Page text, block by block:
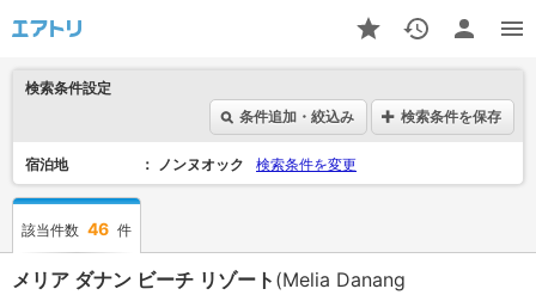
検索条件設定
条件追加・絞込み
検索条件を保存
宿泊地 ノンヌオック 検索条件を変更
該当件数 46 件
メリア ダナン ビーチ リゾート (Melia Danang